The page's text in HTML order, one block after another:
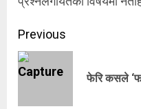
Continue
Reading
Previous
फेरि कसले